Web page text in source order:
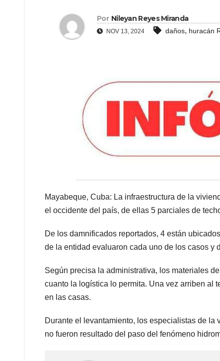
Por Nileyan Reyes Miranda
NOV 13, 2024 daños, huracán
Mayabeque, Cuba: La infraestructura de la
el occidente del país, de ellas 5 parciales de
De los damnificados reportados, 4 están
de la entidad evaluaron cada uno de los casos y
Según precisa la administrativa, los materiales
cuanto la logística lo permita. Una vez arriben al
en las casas.
Durante el levantamiento, los especialistas de
no fueron resultado del paso del fenómeno